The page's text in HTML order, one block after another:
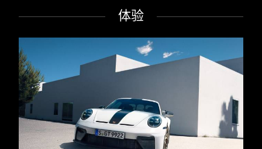
体验